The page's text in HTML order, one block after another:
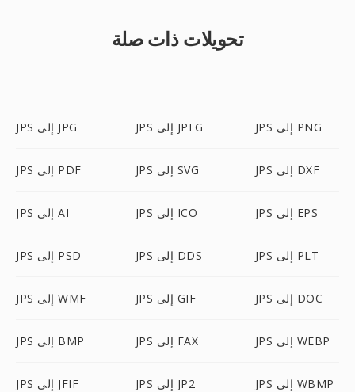
تحويلات ذات صلة
JPS إلى JPG JPS إلى JPEG JPS إلى PNG
JPS إلى PDF JPS إلى SVG JPS إلى DXF
JPS إلى AI JPS إلى ICO JPS إلى EPS
JPS إلى PSD JPS إلى DDS JPS إلى PLT
JPS إلى WMF JPS إلى GIF JPS إلى DOC
JPS إلى BMP JPS إلى FAX JPS إلى WEBP
JPS إلى JFIF JPS إلى JP2 JPS إلى WBMP